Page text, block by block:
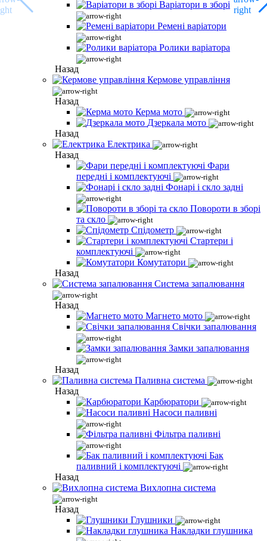
Варіатори в зборі
Ремені варіатори
Ролики варіатора
Назад
Кермове управління
Назад
Керма мото
Дзеркала мото
Назад
Електрика
Назад
Фари
передні і комплектуючі
Фонарі і скло задні
Повороти в зборі
та скло
Спідометр
Стартери і
комплектуючі
Комутатори
Назад
Система запалювання
Назад
Магнето мото
Свічки запалювання
Замки запалювання
Назад
Паливна система
Назад
Карбюратори
Насоси паливні
Фільтра паливні
Бак
паливний і комплектуючі
Назад
Вихлопна система
Назад
Глушники
Накладки глушника